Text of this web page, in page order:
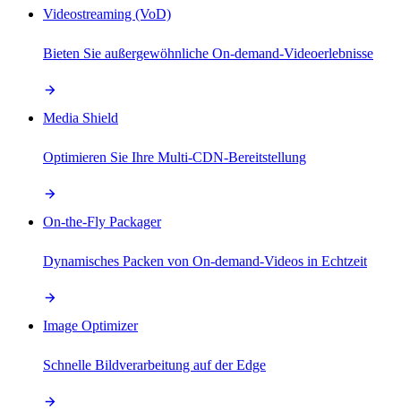
Videostreaming (VoD)
Bieten Sie außergewöhnliche On-demand-Videoerlebnisse
Media Shield
Optimieren Sie Ihre Multi-CDN-Bereitstellung
On-the-Fly Packager
Dynamisches Packen von On-demand-Videos in Echtzeit
Image Optimizer
Schnelle Bildverarbeitung auf der Edge